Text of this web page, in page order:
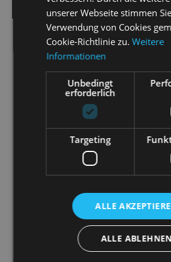
SÄCHSISCHE ZEITUNG
So zauberhaft macht Alice die
fertig
[…] ab den ersten Minutenbannt
egal, ob Groß oder Klein, ob Laie
Mit überbordenden Ideen
(Stopka) und sein Kreativteam die
wie das drollig zaghaft bis
wuselnde Weiße Kaninchen, die
formierte Blaue Raupe, die virtuos
samtig schleichende Grinsekatze
originell sind Masken und
[…] Auch Helbigs Musik reißt sofort
und eingängig […] hat Pfiff, aber
emotionale Momente – ist
unserer Webseite stimmen
Verwendung von Cookies
Cookie-Richtlinie zu.Weitere
Informationen
Unbedingt
erforderlich
Targeting
ALLE
ALLE ABLEHNEN